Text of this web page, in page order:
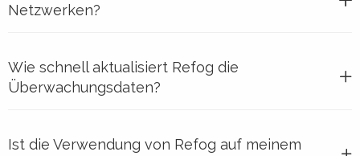
Netzwerken?
Wie schnell aktualisiert Refog die
Überwachungsdaten?
Ist die Verwendung von Refog auf meinem